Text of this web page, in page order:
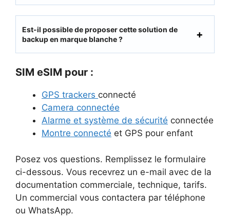
Est-il possible de proposer cette solution de
backup en marque blanche ?
SIM eSIM pour :
GPS trackers connecté
Camera connectée
Alarme et système de sécurité connectée
Montre connecté et GPS pour enfant
Posez vos questions. Remplissez le formulaire
ci-dessous. Vous recevrez un e-mail avec de la
documentation commerciale, technique, tarifs.
Un commercial vous contactera par téléphone
ou WhatsApp.